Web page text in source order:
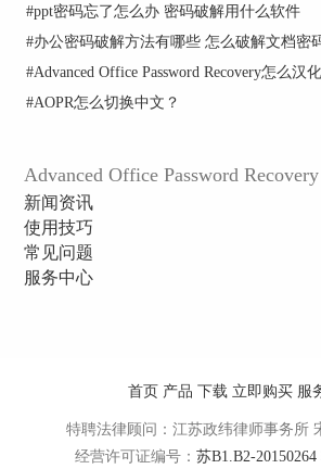
如果在使用该款Office密码破解工
使用上述三个破解技巧有助于减少
间，提高用户的工作效率。
#ppt密码忘了怎么办 密码破解用什么软件
#办公密码破解方法有哪些 怎么破解文档密
#Advanced Office Password Recovery怎么汉
#AOPR怎么切换中文？
Advanced Office Password Recovery
新闻资讯
使用技巧
常见问题
服务中心
首页 产品 下载 立即购买 服
特聘法律顾问：江苏政纬律师事务所
经营许可证编号： 苏B1.B2-20150264